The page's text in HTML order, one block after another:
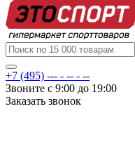
+7 (495) --- - -- - --
Звоните с 9:00 до 19:00
Заказать звонок